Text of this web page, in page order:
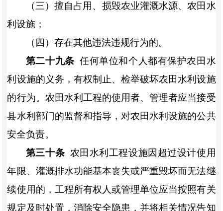
（三）擅自占用、损毁农业灌溉水源、农田水
利设施；
（四）存在其他违法违规行为的。
第二十九条 任何单位和个人都有保护农田水
利设施的义务，有权制止、检举破坏农田水利设施
的行为。农田水利工程的使用者、管理者应当接受
县水利部门的监督和指导，对农田水利设施的公共
安全负责。
第三十条 农田水利工程设施因超过设计使用
年限、灌溉排水功能基本丧失或严重毁坏而无法继
续使用的，工程所有权人或管理单位应当按照有关
规定及时处置，消除安全隐患，并将相关情况告知